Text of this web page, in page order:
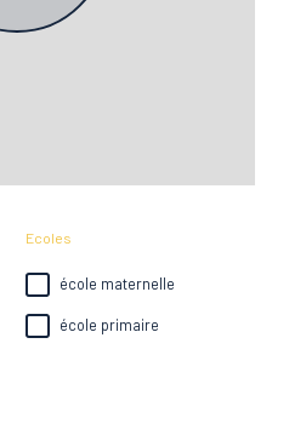
Ecoles
école maternelle
école primaire